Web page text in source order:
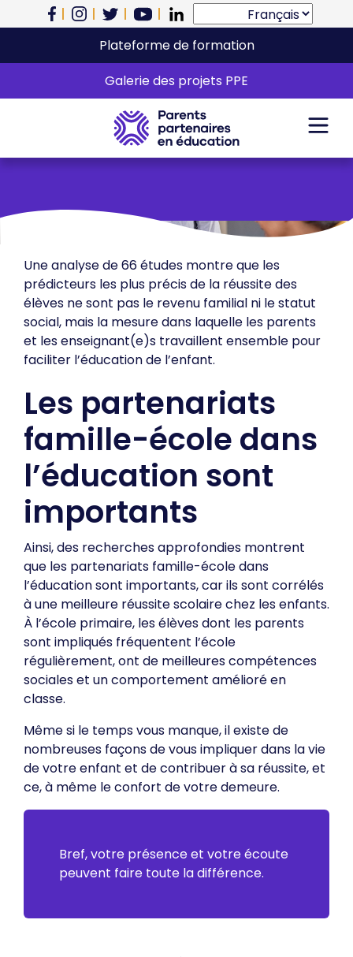
Plateforme de formation
Galerie des projets PPE
Auprès de votre
enfant
Une analyse de 66 études montre que les
prédicteurs les plus précis de la réussite des
élèves ne sont pas le revenu familial ni le statut
social, mais la mesure dans laquelle les parents
et les enseignant(e)s travaillent ensemble pour
faciliter l’éducation de l’enfant.
Les partenariats
famille-école dans
l’éducation sont
importants
Ainsi, des recherches approfondies montrent
que les partenariats famille-école dans
l’éducation sont importants, car ils sont corrélés
à une meilleure réussite scolaire chez les enfants​​.
À l’école primaire, les élèves dont les parents
sont impliqués fréquentent l’école
régulièrement, ont de meilleures compétences
sociales et un comportement amélioré en
classe.
Même si le temps vous manque, il existe de
nombreuses façons de vous impliquer dans la vie
de votre enfant et de contribuer à sa réussite, et
ce, à même le confort de votre demeure.
Bref, votre présence et votre écoute
peuvent faire toute la différence.